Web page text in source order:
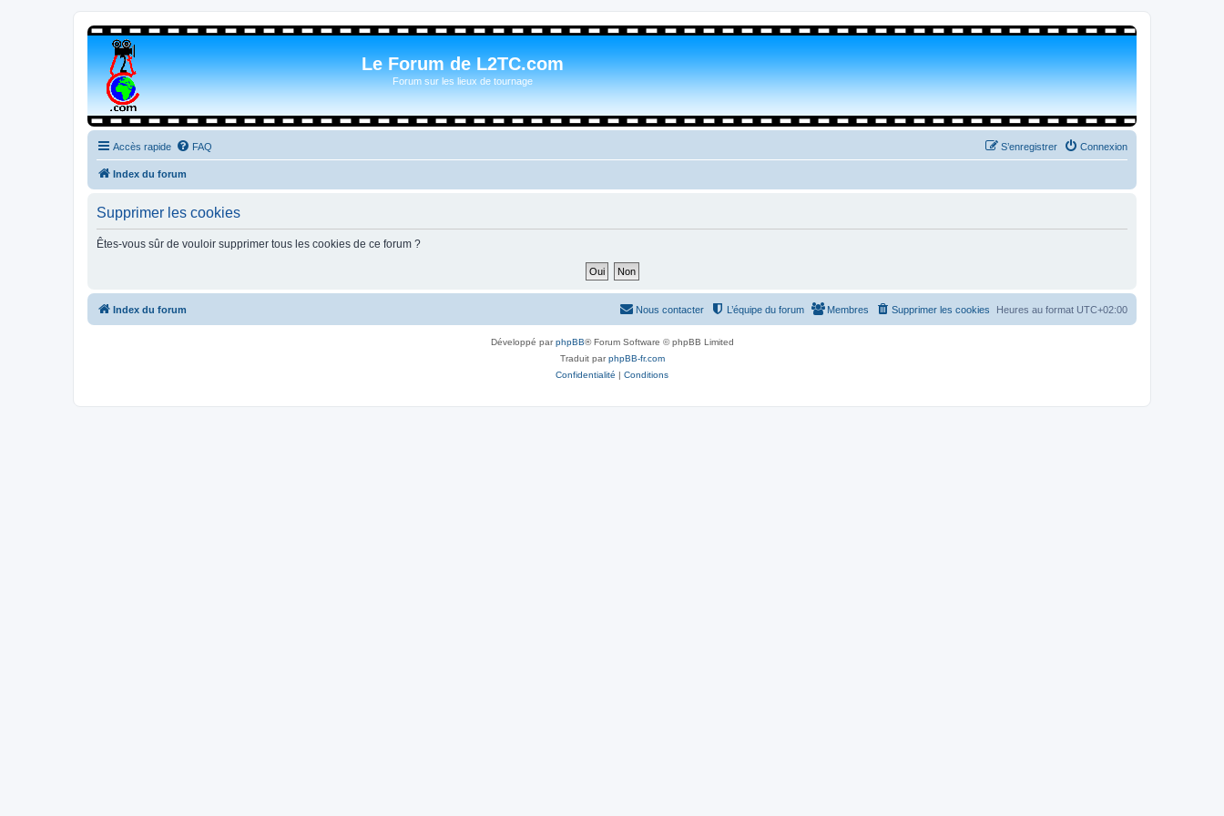
Le Forum de L2TC.com
Forum sur les lieux de tournage
Accès rapide FAQ Connexion
S’enregistrer
Index du forum
Supprimer les cookies
Êtes-vous sûr de vouloir supprimer tous les cookies de ce forum ?
Index du forum Heures au format UTC+02:00
Supprimer les cookies
Membres
L’équipe du forum
Nous contacter
Développé parphpBB® Forum Software © phpBB Limited
Traduit parphpBB-fr.com
Confidentialité | Conditions